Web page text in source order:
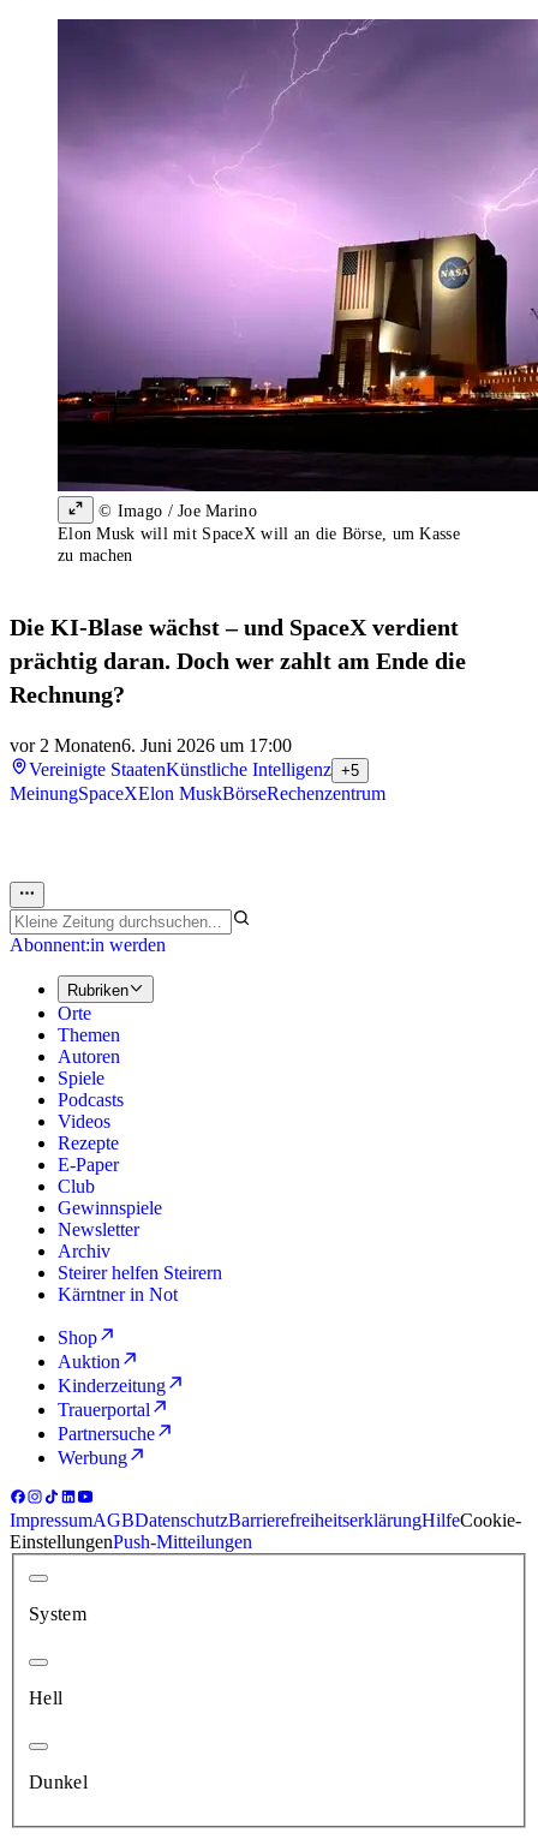
© Imago / Joe Marino
Elon Musk will mit SpaceX will an die Börse, um Kasse
zu machen
Die KI-Blase wächst – und SpaceX verdient
prächtig daran. Doch wer zahlt am Ende die
Rechnung?
vor 2 Monaten6. Juni 2026 um 17:00
Vereinigte StaatenKünstliche Intelligenz +5
MeinungSpaceXElon MuskBörseRechenzentrum
Abonnent:in werden
Rubriken
Orte
Themen
Autoren
Spiele
Podcasts
Videos
Rezepte
E-Paper
Club
Gewinnspiele
Newsletter
Archiv
Steirer helfen Steirern
Kärntner in Not
Shop
Auktion
Kinderzeitung
Trauerportal
Partnersuche
Werbung
ImpressumAGBDatenschutzBarrierefreiheitserklärungHilfeCookie-
EinstellungenPush-Mitteilungen
System
Hell
Dunkel